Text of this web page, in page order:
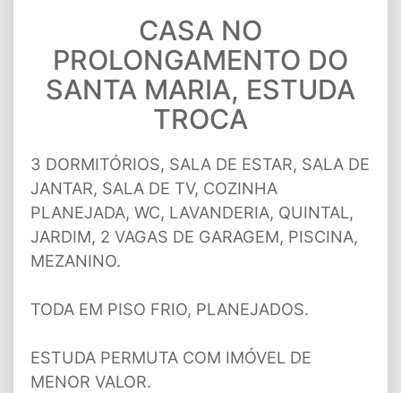
CASA NO
PROLONGAMENTO DO
SANTA MARIA, ESTUDA
TROCA
3 DORMITÓRIOS, SALA DE ESTAR, SALA DE
JANTAR, SALA DE TV, COZINHA
PLANEJADA, WC, LAVANDERIA, QUINTAL,
JARDIM, 2 VAGAS DE GARAGEM, PISCINA,
MEZANINO.
TODA EM PISO FRIO, PLANEJADOS.
ESTUDA PERMUTA COM IMÓVEL DE
MENOR VALOR.